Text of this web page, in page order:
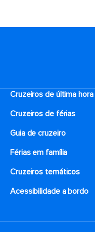
Cruzeiros de última hora
Cruzeiros de férias
Guia de cruzeiro
Férias em família
Cruzeiros temáticos
Acessibilidade a bordo